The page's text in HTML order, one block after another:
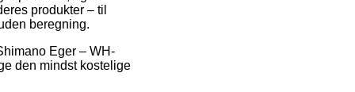
produkter – til
beregning.
Eger – WH-
den mindst kostelige